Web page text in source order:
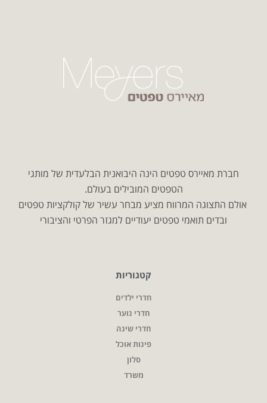
חברת מאיירס טפטים הינה היבואנית הבלעדית של מותגי
הטפטים המובילים בעולם.
אולם התצוגה המרווח מציע מבחר עשיר של קולקציות טפטים
ובדים תואמי טפטים יעודיים למגזר הפרטי והציבורי
קטגוריות
חדרי ילדים
חדרי נוער
חדרי שינה
פינות אוכל
סלון
משרד